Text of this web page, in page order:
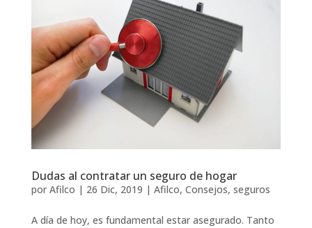
Dudas al contratar un seguro de hogar
por Afilco | 26 Dic, 2019 | Afilco, Consejos, seguros
A día de hoy, es fundamental estar asegurado. Tanto